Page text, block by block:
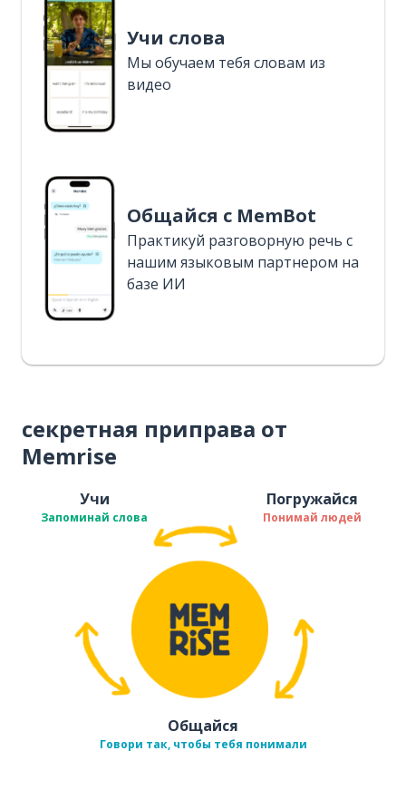
Учи слова
Мы обучаем тебя словам из
видео
Общайся с MemBot
Практикуй разговорную речь с
нашим языковым партнером на
базе ИИ
секретная приправа от
Memrise
Учи
Запоминай слова
Погружайся
Понимай людей
Общайся
Говори так, чтобы тебя понимали